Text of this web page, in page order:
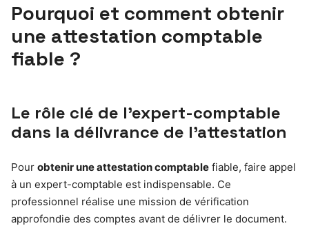
Pourquoi et comment obtenir
une attestation comptable
fiable ?
Le rôle clé de l’expert-comptable
dans la délivrance de l’attestation
Pour obtenir une attestation comptable fiable, faire appel
à un expert-comptable est indispensable. Ce
professionnel réalise une mission de vérification
approfondie des comptes avant de délivrer le document.